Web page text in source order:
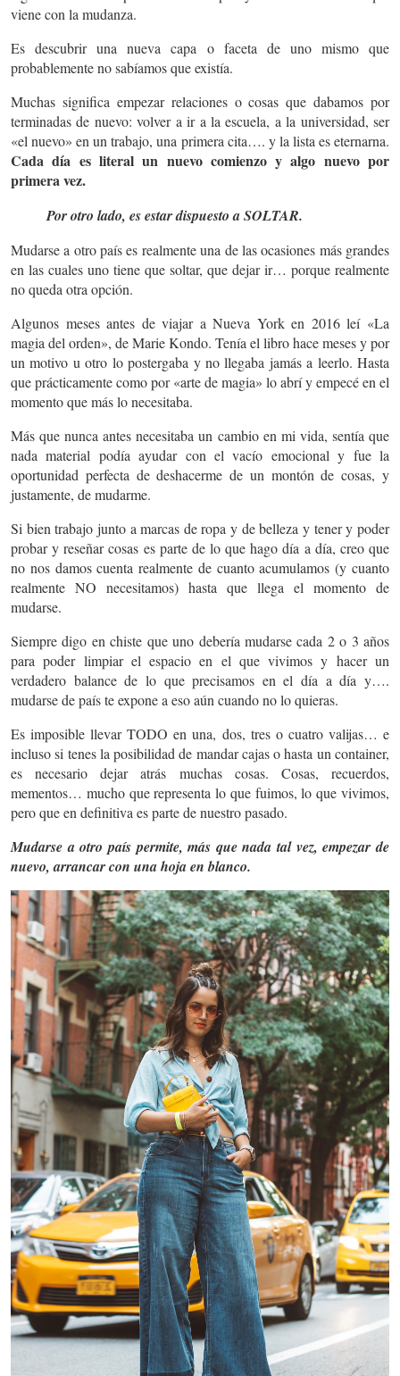
viene con la mudanza.
Es descubrir una nueva capa o faceta de uno mismo que
probablemente no sabíamos que existía.​​​​​​​
Muchas significa empezar relaciones o cosas que dabamos por
terminadas de nuevo: volver a ir a la escuela, a la universidad, ser
«el nuevo» en un trabajo, una primera cita…. y la lista es eternarna.
Cada día es literal un nuevo comienzo y algo nuevo por
primera vez.
Por otro lado, es estar dispuesto a SOLTAR.
Mudarse a otro país es realmente una de las ocasiones más grandes
en las cuales uno tiene que soltar, que dejar ir… porque realmente
no queda otra opción.
Algunos meses antes de viajar a Nueva York en 2016 leí «La
magia del orden», de Marie Kondo. Tenía el libro hace meses y por
un motivo u otro lo postergaba y no llegaba jamás a leerlo. Hasta
que prácticamente como por «arte de magia» lo abrí y empecé en el
momento que más lo necesitaba.
Más que nunca antes necesitaba un cambio en mi vida, sentía que
nada material podía ayudar con el vacío emocional y fue la
oportunidad perfecta de deshacerme de un montón de cosas, y
justamente, de mudarme.
Si bien trabajo junto a marcas de ropa y de belleza y tener y poder
probar y reseñar cosas es parte de lo que hago día a día, creo que
no nos damos cuenta realmente de cuanto acumulamos (y cuanto
realmente NO necesitamos) hasta que llega el momento de
mudarse.
Siempre digo en chiste que uno debería mudarse cada 2 o 3 años
para poder limpiar el espacio en el que vivimos y hacer un
verdadero balance de lo que precisamos en el día a día y….
mudarse de país te expone a eso aún cuando no lo quieras.
Es imposible llevar TODO en una, dos, tres o cuatro valijas… e
incluso si tenes la posibilidad de mandar cajas o hasta un container,
es necesario dejar atrás muchas cosas. Cosas, recuerdos,
mementos… mucho que representa lo que fuimos, lo que vivimos,
pero que en definitiva es parte de nuestro pasado.
Mudarse a otro país permite, más que nada tal vez, empezar de
nuevo, arrancar con una hoja en blanco.